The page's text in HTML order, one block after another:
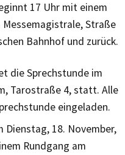
17 Uhr mit einem
Straße
Bahnhof und zurück.
die Sprechstunde im
Tarostraße 4, statt. Alle
eingeladen.
18. November,
Rundgang am